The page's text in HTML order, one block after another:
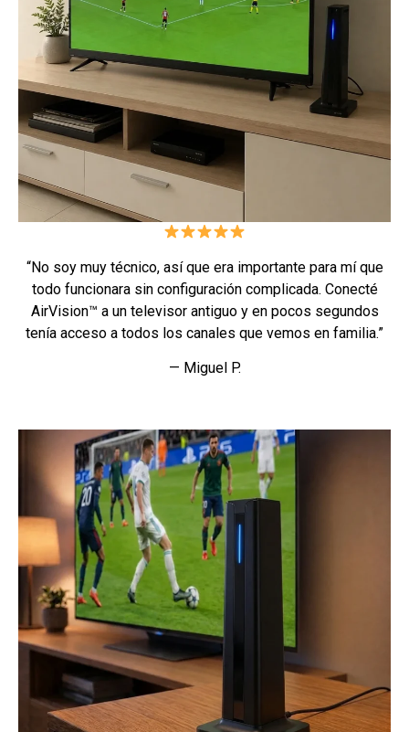
“No soy muy técnico, así que era importante para mí que
todo funcionara sin configuración complicada. Conecté
AirVision™ a un televisor antiguo y en pocos segundos
tenía acceso a todos los canales que vemos en familia.”
— Miguel P.